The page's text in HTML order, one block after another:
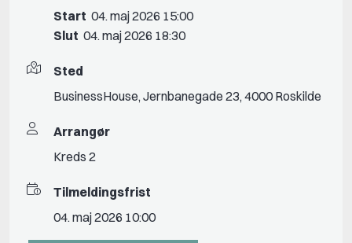
Start 04. maj 2026 15:00
Slut 04. maj 2026 18:30
Sted
BusinessHouse, Jernbanegade 23, 4000 Roskilde
Arrangør
Kreds 2
Tilmeldingsfrist
04. maj 2026 10:00